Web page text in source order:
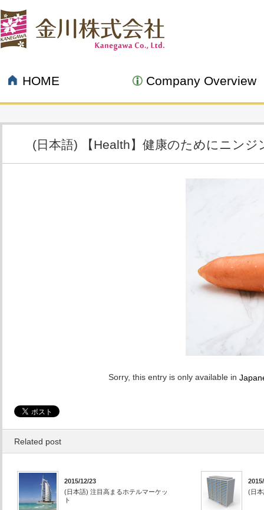
HOME Company Overview
(日本語) 【Health】健康のためにニンジ
Sorry, this entry is only available in
Related post
2015/12/23
(日本語) 注目高まるホテルマーケッ
ト
(日